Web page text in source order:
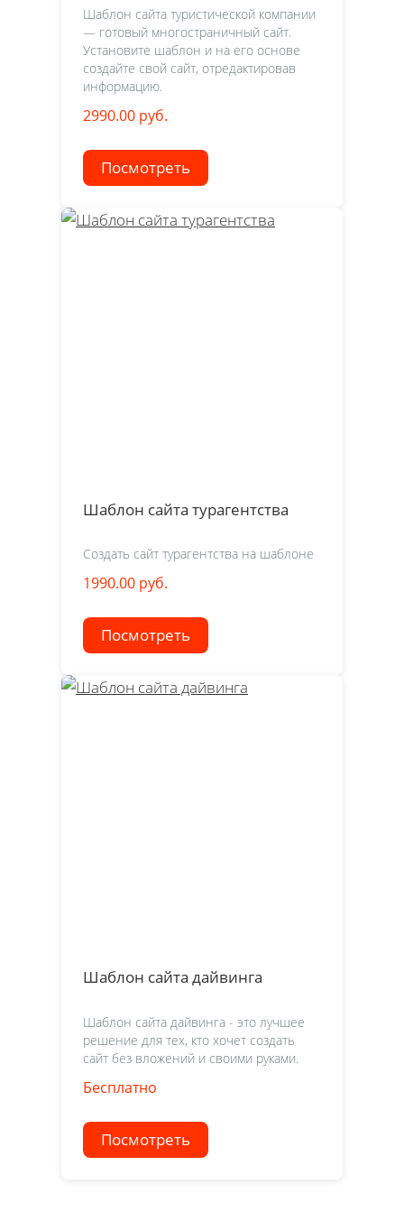
Шаблон сайта туристической компании
— готовый многостраничный сайт.
Установите шаблон и на его основе
создайте свой сайт, отредактировав
информацию.
2990.00 руб.
Посмотреть
Шаблон сайта турагентства
Создать сайт турагентства на шаблоне
1990.00 руб.
Посмотреть
Шаблон сайта дайвинга
Шаблон сайта дайвинга - это лучшее
решение для тех, кто хочет создать
сайт без вложений и своими руками.
Бесплатно
Посмотреть